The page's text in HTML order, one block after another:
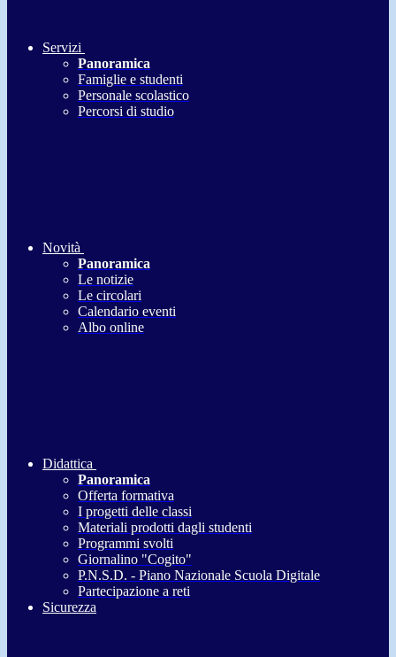
Servizi
Panoramica
Famiglie e studenti
Personale scolastico
Percorsi di studio
Novità
Panoramica
Le notizie
Le circolari
Calendario eventi
Albo online
Didattica
Panoramica
Offerta formativa
I progetti delle classi
Materiali prodotti dagli studenti
Programmi svolti
Giornalino "Cogito"
P.N.S.D. - Piano Nazionale Scuola Digitale
Partecipazione a reti
Sicurezza